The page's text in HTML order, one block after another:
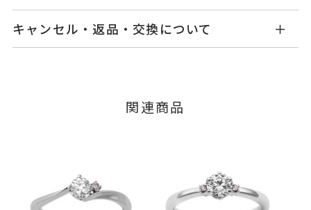
素材
Pt900
石
ダイヤモンド 0.20ct～0.229ct
料金を頂戴しております。
サイズ直し #7以上 は+2、-1まで
てご案内いたします。
詳しくはこちら
キャンセル・返品・交換について
ージの購入履歴一覧よりご注文状況をご確認いた
メンバーシップ未登録のお客さまは、お問い合
わせフォームよりご連絡ください。
関連商品